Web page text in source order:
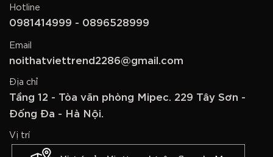
Hotline
0981414999 - 0896528999
Email
noithatviettrend2286@gmail.com
Địa chỉ
Tầng 12 - Tòa văn phòng Mipec. 229 Tây Sơn -
Đống Đa - Hà Nội.
Vị trí